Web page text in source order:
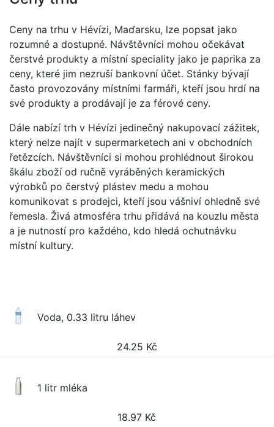
Ceny na trhu v Hévízi, Maďarsku, lze popsat jako
rozumné a dostupné. Návštěvníci mohou očekávat
čerstvé produkty a místní speciality jako je paprika za
ceny, které jim nezruší bankovní účet. Stánky bývají
často provozovány místními farmáři, kteří jsou hrdí na
své produkty a prodávají je za férové ceny.
Dále nabízí trh v Hévízi jedinečný nakupovací zážitek,
který nelze najít v supermarketech ani v obchodních
řetězcích. Návštěvníci si mohou prohlédnout širokou
škálu zboží od ručně vyráběných keramických
výrobků po čerstvý plástev medu a mohou
komunikovat s prodejci, kteří jsou vášniví ohledně své
řemesla. Živá atmosféra trhu přidává na kouzlu města
a je nutností pro každého, kdo hledá ochutnávku
místní kultury.
Voda, 0.33 litru láhev
24.25 Kč
1 litr mléka
18.97 Kč